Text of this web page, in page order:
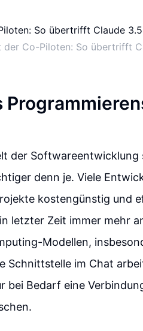
der Co-Piloten: So übertrifft
der Softwareentwicklung
denn je. Viele
kostengünstig und
letzter Zeit immer mehr
Modellen,
Schnittstelle im Chat
bei Bedarf eine